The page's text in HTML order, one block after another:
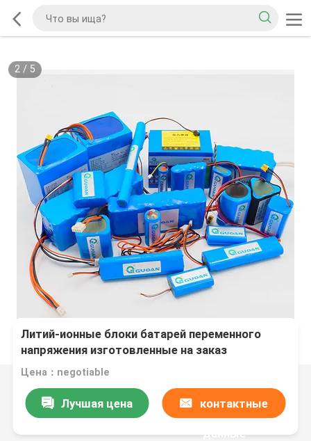
2/ 5
Литий-ионные блоки батарей переменного
напряжения изготовленные на заказ
построенные в БМС
Цена：negotiable
Лучшая цена контактные
данные